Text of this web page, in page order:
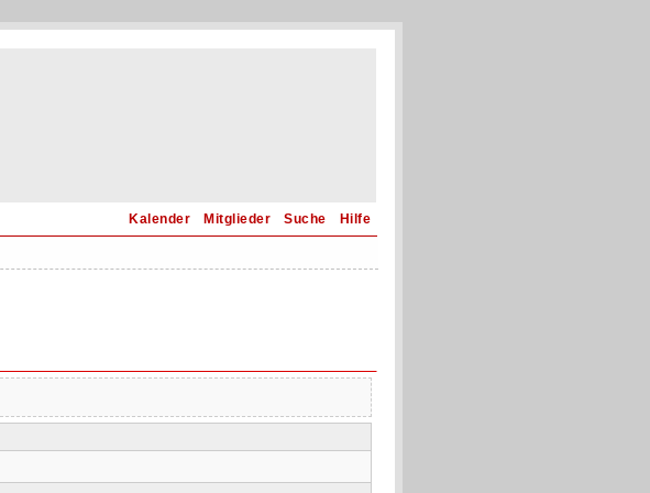
Hilfe
Suche
Mitglieder
Kalender